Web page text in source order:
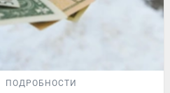
ПОДРОБНОСТИ